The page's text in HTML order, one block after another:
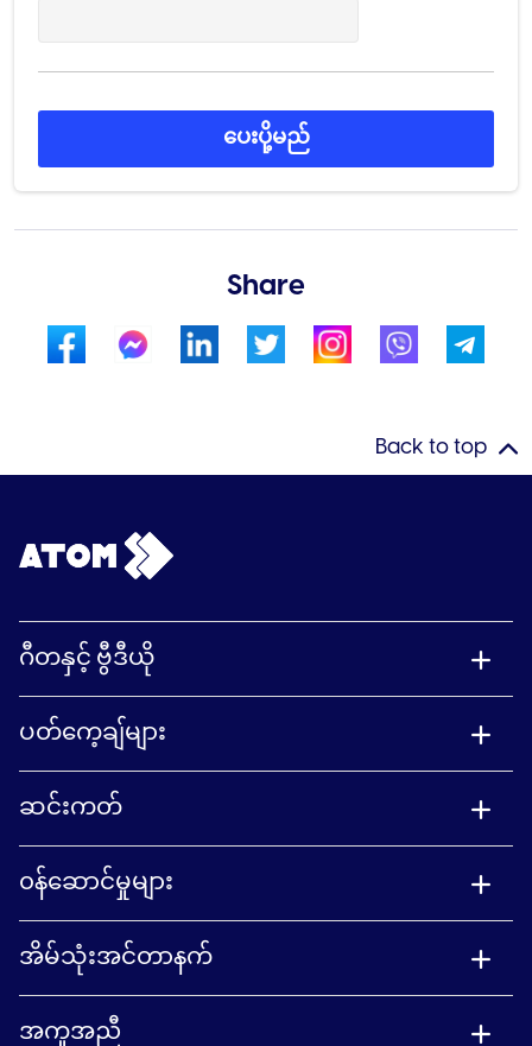
ပေးပို့မည်
Share
Back to top
ဂီတနှင့် ဗွီဒီယို
ပတ်ကေ့ချ်များ
ဆင်းကတ်
၀န်ဆောင်မှုများ
အိမ်သုံးအင်တာနက်
အကူအညီ